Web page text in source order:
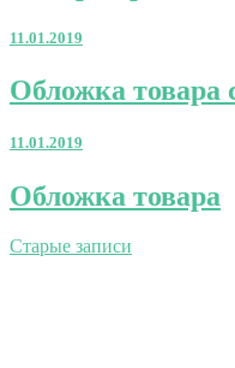
11.01.2019
Обложка
товара
размерами
Обложка товара
11.01.2019
Обложка
товара
Обложка товара
Навигация
Старые записи